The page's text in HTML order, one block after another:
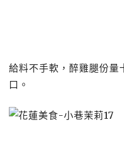
給料不手軟，醉雞腿份量
口。